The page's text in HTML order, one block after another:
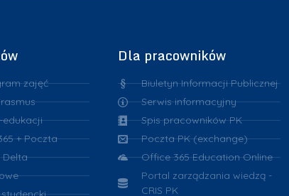
zajęć
edukacji
+ Poczta
Delta
Dla pracowników
Biuletyn Informacji Publicznej
Serwis informacyjny
Spis pracowników PK
Poczta PK (exchange)
Office 365 Education Online
Portal zarządzania wiedzą -
CRIS PK